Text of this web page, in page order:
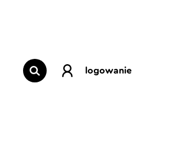
logowanie